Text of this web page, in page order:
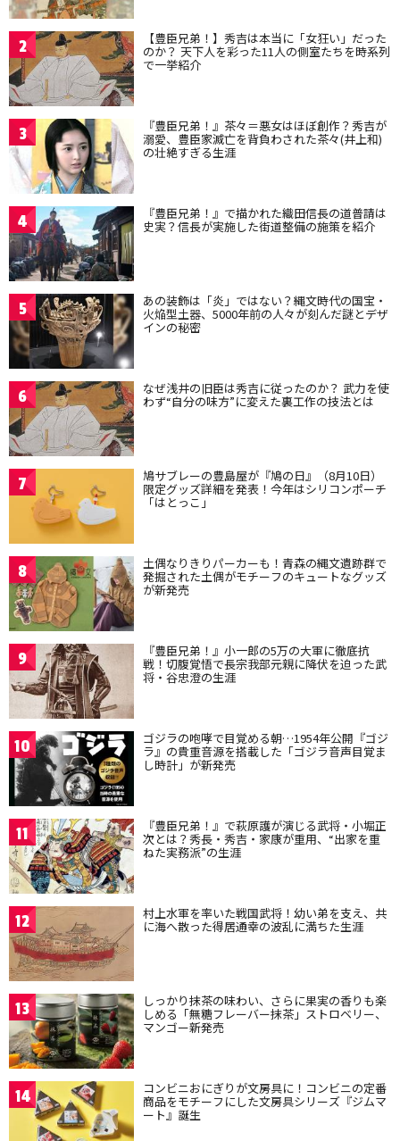
2 【豊臣兄弟！】秀吉は本当に「女狂い」だった
のか？ 天下人を彩った11人の側室たちを時系列
で一挙紹介
3 『豊臣兄弟！』茶々＝悪女はほぼ創作？秀吉が
溺愛、豊臣家滅亡を背負わされた茶々(井上和)
の壮絶すぎる生涯
4 『豊臣兄弟！』で描かれた織田信長の道普請は
史実？信長が実施した街道整備の施策を紹介
5 あの装飾は「炎」ではない？縄文時代の国宝・
火焔型土器、5000年前の人々が刻んだ謎とデザ
インの秘密
6 なぜ浅井の旧臣は秀吉に従ったのか？ 武力を使
わず“自分の味方”に変えた裏工作の技法とは
7 鳩サブレーの豊島屋が『鳩の日』（8月10日）
限定グッズ詳細を発表！今年はシリコンポーチ
「はとっこ」
8 土偶なりきりパーカーも！青森の縄文遺跡群で
発掘された土偶がモチーフのキュートなグッズ
が新発売
9 『豊臣兄弟！』小一郎の5万の大軍に徹底抗
戦！切腹覚悟で長宗我部元親に降伏を迫った武
将・谷忠澄の生涯
10 ゴジラの咆哮で目覚める朝…1954年公開『ゴジ
ラ』の貴重音源を搭載した「ゴジラ音声目覚ま
し時計」が新発売
11 『豊臣兄弟！』で萩原護が演じる武将・小堀正
次とは？秀長・秀吉・家康が重用、“出家を重
ねた実務派”の生涯
12 村上水軍を率いた戦国武将！幼い弟を支え、共
に海へ散った得居通幸の波乱に満ちた生涯
13 しっかり抹茶の味わい、さらに果実の香りも楽
しめる「無糖フレーバー抹茶」ストロベリー、
マンゴー新発売
14 コンビニおにぎりが文房具に！コンビニの定番
商品をモチーフにした文房具シリーズ『ジムマ
ート』誕生